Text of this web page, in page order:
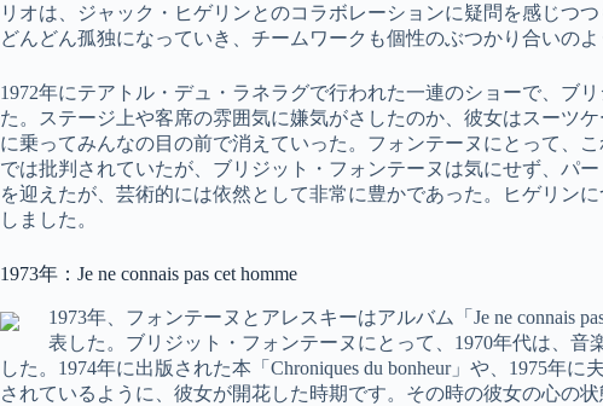
リオは、ジャック・ヒゲリンとのコラボレーションに疑問を感じつ
どんどん孤独になっていき、チームワークも個性のぶつかり合いのよ
1972年にテアトル・デュ・ラネラグで行われた一連のショーで、ブ
た。ステージ上や客席の雰囲気に嫌気がさしたのか、彼女はスーツ
に乗ってみんなの目の前で消えていった。フォンテーヌにとって、
では批判されていたが、ブリジット・フォンテーヌは気にせず、パ
を迎えたが、芸術的には依然として非常に豊かであった。ヒゲリン
しました。
1973年：Je ne connais pas cet homme
1973年、フォンテーヌとアレスキーはアルバム「Je ne connais
表した。ブリジット・フォンテーヌにとって、1970年代は、
した。1974年に出版された本「Chroniques du bonheur」や、1975年
されているように、彼女が開花した時期です。その時の彼女の心の